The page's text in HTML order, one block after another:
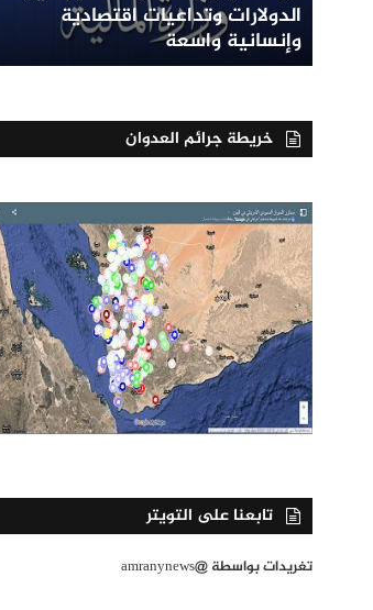
الدولارات وتداعيات اقتصادية
وإنسانية واسعة
خريطة جرائم العدوان
تابعنا على التويتر
تغريدات بواسطة @amranynews